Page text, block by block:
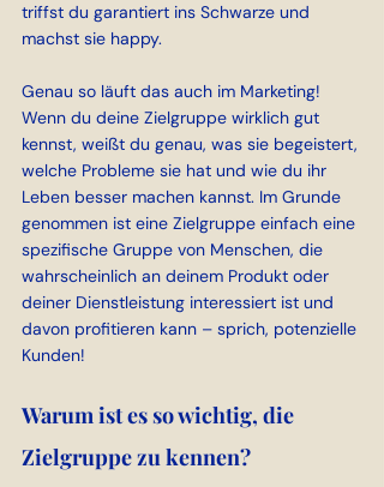
triffst du garantiert ins Schwarze und
machst sie happy.
Genau so läuft das auch im Marketing!
Wenn du deine Zielgruppe wirklich gut
kennst, weißt du genau, was sie begeistert,
welche Probleme sie hat und wie du ihr
Leben besser machen kannst. Im Grunde
genommen ist eine Zielgruppe einfach eine
spezifische Gruppe von Menschen, die
wahrscheinlich an deinem Produkt oder
deiner Dienstleistung interessiert ist und
davon profitieren kann – sprich, potenzielle
Kunden!
Warum ist es so wichtig, die
Zielgruppe zu kennen?